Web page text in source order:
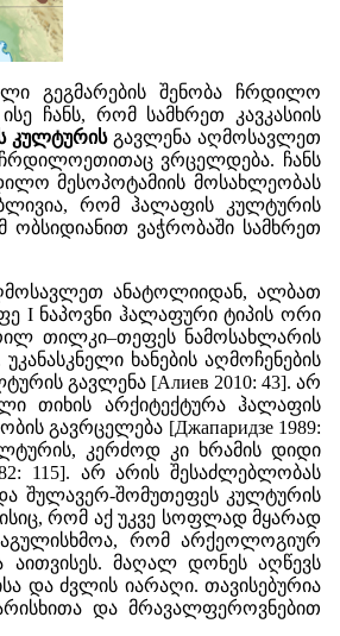
გეგმარების შენობა ჩრდილო
ჩანს, რომ სამხრეთ კავკასიის
კულტურისგავლენა აღმოსავლეთ
ჩრდილოეთითაც ვრცელდება. ჩანს
მესოპოტამიის მოსახლეობას
რომ ჰალაფის კულტურის
ვაჭრობაში სამხრეთ
ანატოლიიდან, ალბათ
I ნაპოვნი ჰალაფური ტიპის ორი
თილკი–თეფეს ნამოსახლარის
ხანების აღმოჩენების
გავლენა [Алиев 2010: 43]. არ
თიხის არქიტექტურა ჰალაფის
გავრცელება [Джапаридзе 1989:
კერძოდ კი ხრამის დიდი
115]. არ არის შესაძლებლობას
შულავერ-შომუთეფეს კულტურის
რომ აქ უკვე სოფლად მყარად
რომ არქეოლოგიურ
მაღალ დონეს აღწევს
და ძვლის იარაღი. თავისებურია
და მრავალფეროვნებით